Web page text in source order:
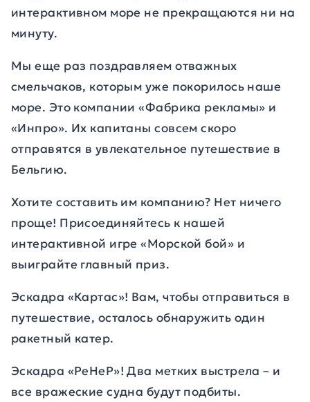
интерактивном море не прекращаются ни на
минуту.
Мы еще раз поздравляем отважных
смельчаков, которым уже покорилось наше
море. Это компании «Фабрика рекламы» и
«Инпро». Их капитаны совсем скоро
отправятся в увлекательное путешествие в
Бельгию.
Хотите составить им компанию? Нет ничего
проще! Присоединяйтесь к нашей
интерактивной игре «Морской бой» и
выиграйте главный приз.
Эскадра «Картас»! Вам, чтобы отправиться в
путешествие, осталось обнаружить один
ракетный катер.
Эскадра «РеНеР»! Два метких выстрела – и
все вражеские судна будут подбиты.